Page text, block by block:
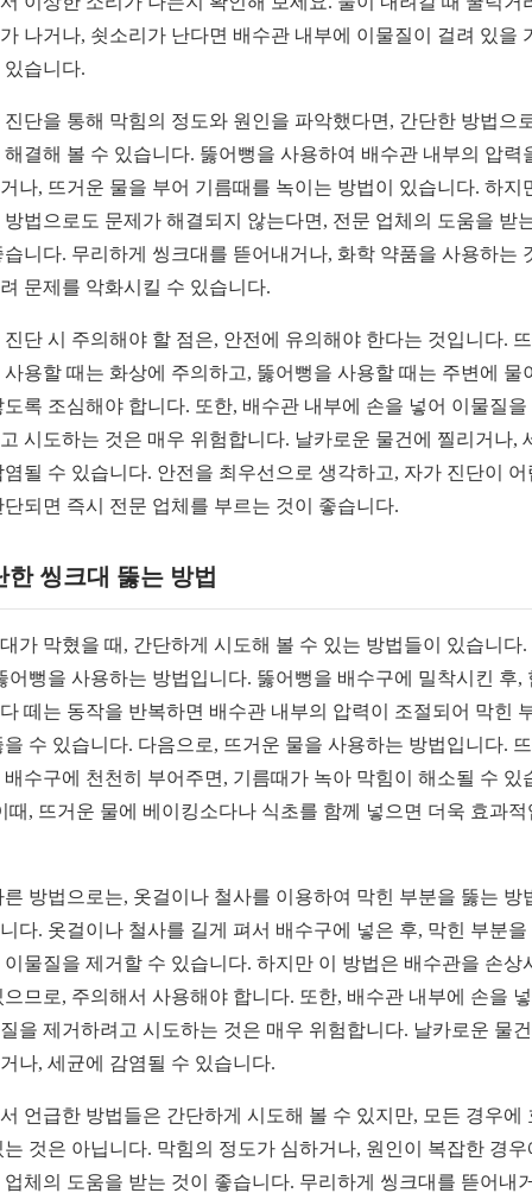
나거나, 쇳소리가 난다면 배수관 내부에 이물질이 걸려 있을
있습니다.
진단을 통해 막힘의 정도와 원인을 파악했다면, 간단한 방법으
해결해 볼 수 있습니다. 뚫어뻥을 사용하여 배수관 내부의 압력
나, 뜨거운 물을 부어 기름때를 녹이는 방법이 있습니다. 하지
방법으로도 문제가 해결되지 않는다면, 전문 업체의 도움을 받
습니다. 무리하게 씽크대를 뜯어내거나, 화학 약품을 사용하는
문제를 악화시킬 수 있습니다.
진단 시 주의해야 할 점은, 안전에 유의해야 한다는 것입니다.
사용할 때는 화상에 주의하고, 뚫어뻥을 사용할 때는 주변에 물
도록 조심해야 합니다. 또한, 배수관 내부에 손을 넣어 이물질을
시도하는 것은 매우 위험합니다. 날카로운 물건에 찔리거나,
염될 수 있습니다. 안전을 최우선으로 생각하고, 자가 진단이 어
단되면 즉시 전문 업체를 부르는 것이 좋습니다.
한 씽크대 뚫는 방법
가 막혔을 때, 간단하게 시도해 볼 수 있는 방법들이 있습니다.
어뻥을 사용하는 방법입니다. 뚫어뻥을 배수구에 밀착시킨 후,
떼는 동작을 반복하면 배수관 내부의 압력이 조절되어 막힌
을 수 있습니다. 다음으로, 뜨거운 물을 사용하는 방법입니다.
배수구에 천천히 부어주면, 기름때가 녹아 막힘이 해소될 수 있
때, 뜨거운 물에 베이킹소다나 식초를 함께 넣으면 더욱 효과적
른 방법으로는, 옷걸이나 철사를 이용하여 막힌 부분을 뚫는 방
다. 옷걸이나 철사를 길게 펴서 배수구에 넣은 후, 막힌 부분을
이물질을 제거할 수 있습니다. 하지만 이 방법은 배수관을 손상
으므로, 주의해서 사용해야 합니다. 또한, 배수관 내부에 손을
을 제거하려고 시도하는 것은 매우 위험합니다. 날카로운 물
나, 세균에 감염될 수 있습니다.
언급한 방법들은 간단하게 시도해 볼 수 있지만, 모든 경우에
는 것은 아닙니다. 막힘의 정도가 심하거나, 원인이 복잡한 경우
업체의 도움을 받는 것이 좋습니다. 무리하게 씽크대를 뜯어내